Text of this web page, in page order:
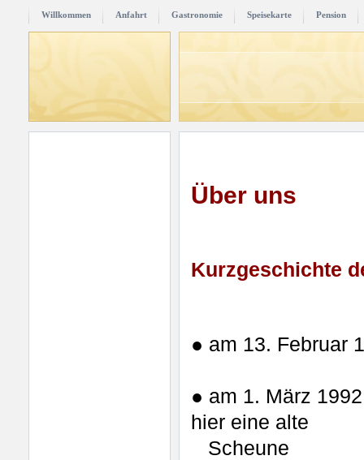
Willkommen Anfahrt Gastronomie Speisekarte Pension
Über uns
Kurzgeschichte
● am 13. Februar
● am 1. März
hier eine alte
Scheune